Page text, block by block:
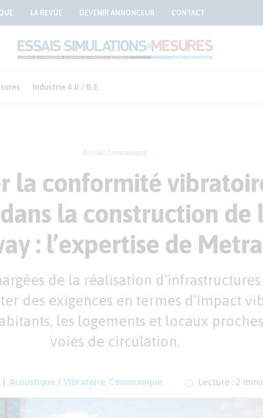
LA REVUE DEVENIR ANNONCEUR CONTACT
Industrie 4.0 / B.E.
Accueil Communiqué
la conformité
la construction de
: l’expertise de
de la réalisation
des exigences en termes d’impact
les logements et locaux
voies de circulation.
Acoustique / Vibratoire, Communiqué Lecture : 2